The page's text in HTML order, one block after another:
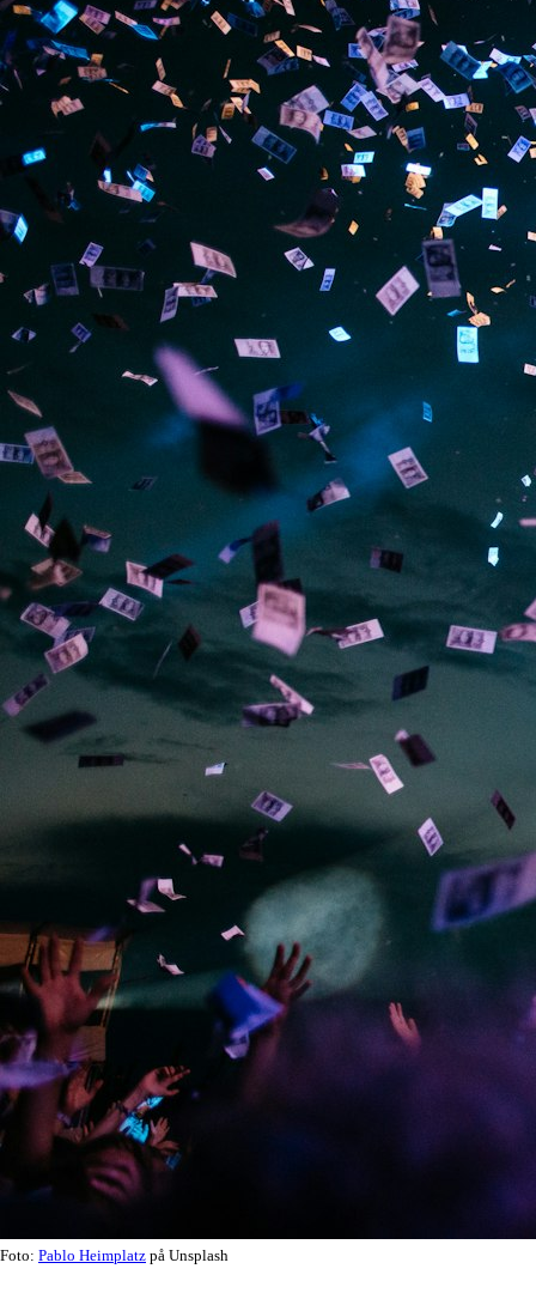
Foto: Pablo Heimplatz på Unsplash